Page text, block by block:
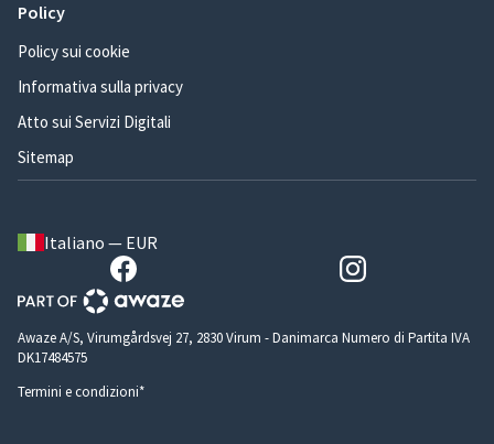
Policy
Policy sui cookie
Informativa sulla privacy
Atto sui Servizi Digitali
Sitemap
Italiano — EUR
Awaze A/S, Virumgårdsvej 27, 2830 Virum - Danimarca Numero di Partita IVA
DK17484575
Termini e condizioni*